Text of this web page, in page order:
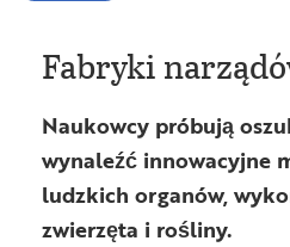
Fabryki
Naukowcy próbują
wynaleźć innowacyjne
ludzkich organów,
zwierzęta i rośliny.